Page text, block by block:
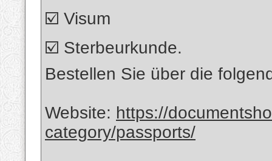
☑️ Visum
☑️ Sterbeurkunde.
Bestellen Sie über die
Website: https://
category/passports/